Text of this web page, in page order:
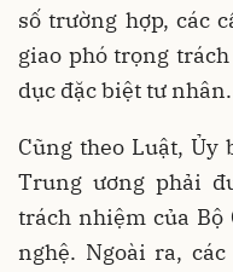
số trường hợp, các
giao phó trọng
dục đặc biệt tư nhân.
Cũng theo Luật, Ủy
Trung ương phải
trách nhiệm của Bộ
nghệ. Ngoài ra,